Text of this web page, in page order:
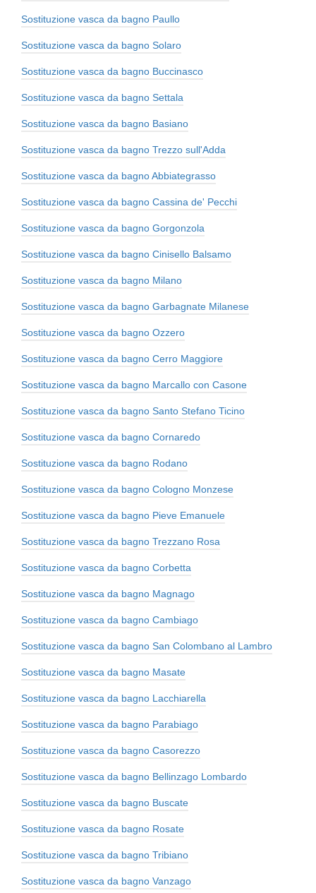
Sostituzione vasca da bagno Paullo
Sostituzione vasca da bagno Solaro
Sostituzione vasca da bagno Buccinasco
Sostituzione vasca da bagno Settala
Sostituzione vasca da bagno Basiano
Sostituzione vasca da bagno Trezzo sull'Adda
Sostituzione vasca da bagno Abbiategrasso
Sostituzione vasca da bagno Cassina de' Pecchi
Sostituzione vasca da bagno Gorgonzola
Sostituzione vasca da bagno Cinisello Balsamo
Sostituzione vasca da bagno Milano
Sostituzione vasca da bagno Garbagnate Milanese
Sostituzione vasca da bagno Ozzero
Sostituzione vasca da bagno Cerro Maggiore
Sostituzione vasca da bagno Marcallo con Casone
Sostituzione vasca da bagno Santo Stefano Ticino
Sostituzione vasca da bagno Cornaredo
Sostituzione vasca da bagno Rodano
Sostituzione vasca da bagno Cologno Monzese
Sostituzione vasca da bagno Pieve Emanuele
Sostituzione vasca da bagno Trezzano Rosa
Sostituzione vasca da bagno Corbetta
Sostituzione vasca da bagno Magnago
Sostituzione vasca da bagno Cambiago
Sostituzione vasca da bagno San Colombano al Lambro
Sostituzione vasca da bagno Masate
Sostituzione vasca da bagno Lacchiarella
Sostituzione vasca da bagno Parabiago
Sostituzione vasca da bagno Casorezzo
Sostituzione vasca da bagno Bellinzago Lombardo
Sostituzione vasca da bagno Buscate
Sostituzione vasca da bagno Rosate
Sostituzione vasca da bagno Tribiano
Sostituzione vasca da bagno Vanzago